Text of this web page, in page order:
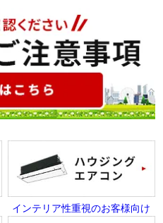
インテリア性重視のお客様向け